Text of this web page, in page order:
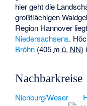
hier geht die
großflächigen
Region Hannover
Niedersachsens.
Bröhn (405 m ü. NN)
Nachbarkreise
Nienburg/Weser